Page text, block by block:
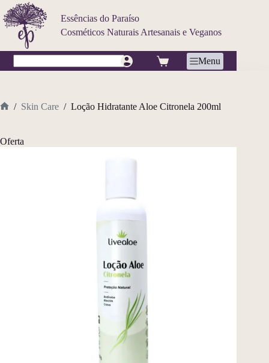
Pular
para
conteúdo
Essências do Paraíso
Cosméticos Naturais Artesanais e Veganos
Sem
Carrinho Menu
/ Skin Care / Loção Hidratante Aloe Citronela 200ml
Oferta